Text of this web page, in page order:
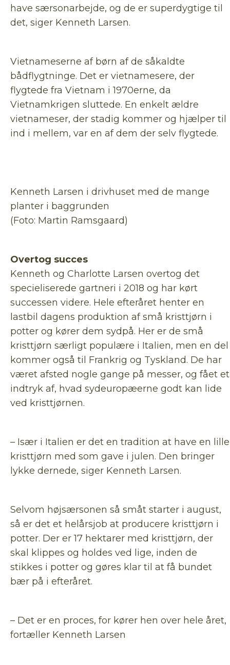
have særsonarbejde, og de er superdygtige til
det, siger Kenneth Larsen.
Vietnameserne af børn af de såkaldte
bådflygtninge. Det er vietnamesere, der
flygtede fra Vietnam i 1970erne, da
Vietnamkrigen sluttede. En enkelt ældre
vietnameser, der stadig kommer og hjælper til
ind i mellem, var en af dem der selv flygtede.
Kenneth Larsen i drivhuset med de mange
planter i baggrunden
(Foto: Martin Ramsgaard)
Overtog succes
Kenneth og Charlotte Larsen overtog det
specieliserede gartneri i 2018 og har kørt
successen videre. Hele efteråret henter en
lastbil dagens produktion af små kristtjørn i
potter og kører dem sydpå. Her er de små
kristtjørn særligt populære i Italien, men en del
kommer også til Frankrig og Tyskland. De har
været afsted nogle gange på messer, og fået et
indtryk af, hvad sydeuropæerne godt kan lide
ved kristtjørnen.
– Især i Italien er det en tradition at have en lille
kristtjørn med som gave i julen. Den bringer
lykke dernede, siger Kenneth Larsen.
Selvom højsærsonen så småt starter i august,
så er det et helårsjob at producere kristtjørn i
potter. Der er 17 hektarer med kristtjørn, der
skal klippes og holdes ved lige, inden de
stikkes i potter og gøres klar til at få bundet
bær på i efteråret.
– Det er en proces, for kører hen over hele året,
fortæller Kenneth Larsen